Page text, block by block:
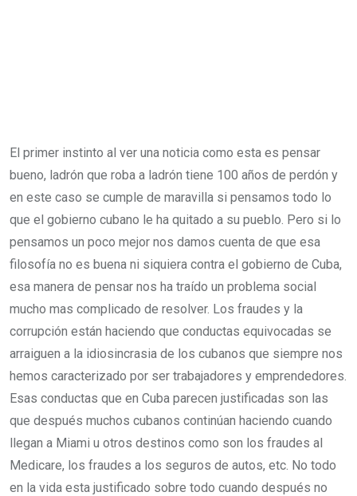
El primer instinto al ver una noticia como esta es pensar
bueno, ladrón que roba a ladrón tiene 100 años de perdón y
en este caso se cumple de maravilla si pensamos todo lo
que el gobierno cubano le ha quitado a su pueblo. Pero si lo
pensamos un poco mejor nos damos cuenta de que esa
filosofía no es buena ni siquiera contra el gobierno de Cuba,
esa manera de pensar nos ha traído un problema social
mucho mas complicado de resolver. Los fraudes y la
corrupción están haciendo que conductas equivocadas se
arraiguen a la idiosincrasia de los cubanos que siempre nos
hemos caracterizado por ser trabajadores y emprendedores.
Esas conductas que en Cuba parecen justificadas son las
que después muchos cubanos continúan haciendo cuando
llegan a Miami u otros destinos como son los fraudes al
Medicare, los fraudes a los seguros de autos, etc. No todo
en la vida esta justificado sobre todo cuando después no